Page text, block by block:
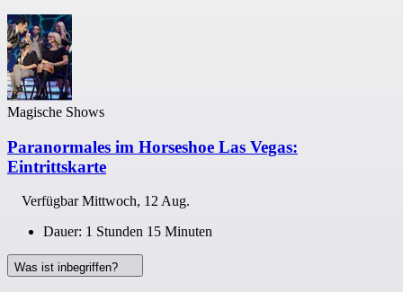
Magische Shows
Paranormales im Horseshoe Las Vegas:
Eintrittskarte
VerfügbarMittwoch, 12 Aug.
Dauer: 1 Stunden 15 Minuten
Was ist inbegriffen?